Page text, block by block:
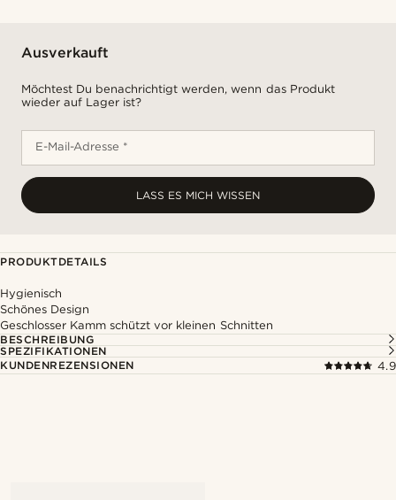
Ausverkauft
Möchtest Du benachrichtigt werden, wenn das Produkt
wieder auf Lager ist?
E-Mail-Adresse *
LASS ES MICH WISSEN
PRODUKTDETAILS
Hygienisch
Schönes Design
Geschlosser Kamm schützt vor kleinen Schnitten
BESCHREIBUNG
SPEZIFIKATIONEN
KUNDENREZENSIONEN
4.9